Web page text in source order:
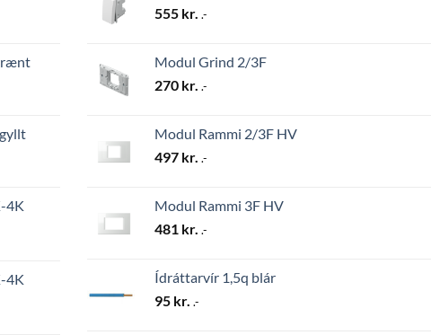
4K
4K
555 kr. .-
Modul Grind 2/3F
270 kr. .-
Modul Rammi 2/3F HV
497 kr. .-
Modul Rammi 3F HV
481 kr. .-
Ídráttarvír 1,5q blár
95 kr. .-